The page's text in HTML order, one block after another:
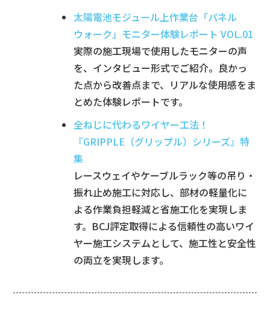
太陽電池モジュール上作業台「パネル
ウォーク」モニター体験レポート VOL.01
実際の施工現場で使用したモニターの声
を、インタビュー形式でご紹介。良かっ
た点から改善点まで、リアルな使用感をま
とめた体験レポートです。
全ねじに代わるワイヤー工法！
『GRIPPLE（グリップル）シリーズ』特
集
レースウェイやケーブルラック等の吊り・
振れ止め施工に対応し、部材の軽量化に
よる作業負担軽減と省施工化を実現しま
す。BCJ評定取得による信頼性の高いワイ
ヤー施工システムとして、施工性と安全性
の両立を実現します。